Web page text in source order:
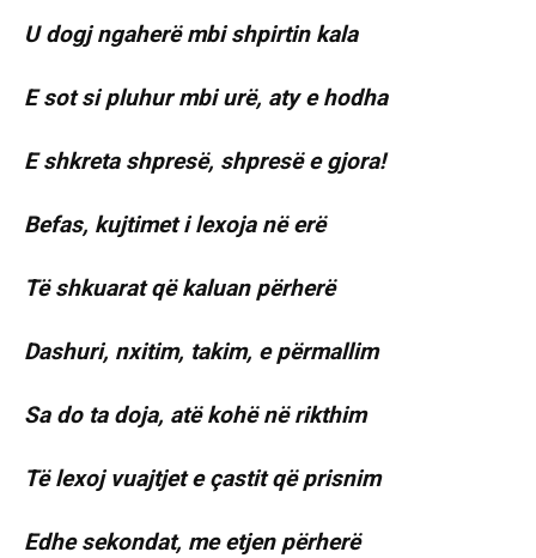
U dogj ngaherë mbi shpirtin kala
E sot si pluhur mbi urë, aty e hodha
E shkreta shpresë, shpresë e gjora!
Befas, kujtimet i lexoja në erë
Të shkuarat që kaluan përherë
Dashuri, nxitim, takim, e përmallim
Sa do ta doja, atë kohë në rikthim
Të lexoj vuajtjet e çastit që prisnim
Edhe sekondat, me etjen përherë